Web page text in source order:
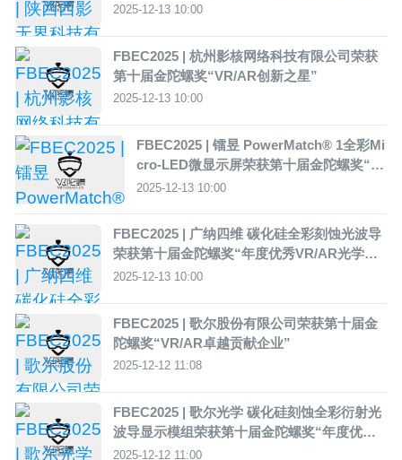
2025-12-13 10:00
FBEC2025 | 杭州影核网络科技有限公司荣获
第十届金陀螺奖“VR/AR创新之星”
2025-12-13 10:00
FBEC2025 | 镭昱 PowerMatch® 1全彩Mi
cro-LED微显示屏荣获第十届金陀螺奖“年
度优秀VR/AR光学显示方案”
2025-12-13 10:00
FBEC2025 | 广纳四维 碳化硅全彩刻蚀光波导
荣获第十届金陀螺奖“年度优秀VR/AR光学显
示方案”
2025-12-13 10:00
FBEC2025 | 歌尔股份有限公司荣获第十届金
陀螺奖“VR/AR卓越贡献企业”
2025-12-12 11:08
FBEC2025 | 歌尔光学 碳化硅刻蚀全彩衍射光
波导显示模组荣获第十届金陀螺奖“年度优秀V
R/AR光学显示方案”
2025-12-12 11:00